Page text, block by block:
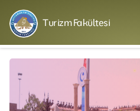
Turizm Fakültesi